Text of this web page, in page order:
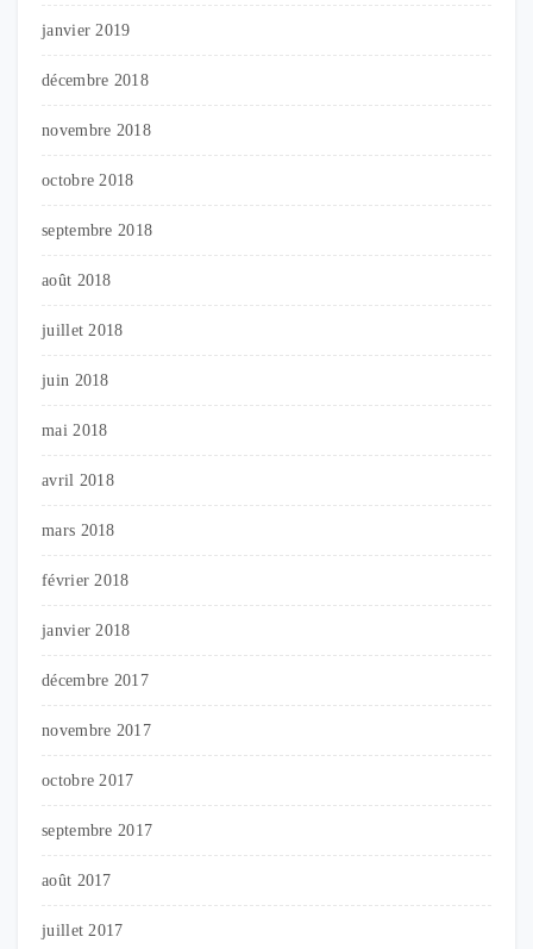
janvier 2019
décembre 2018
novembre 2018
octobre 2018
septembre 2018
août 2018
juillet 2018
juin 2018
mai 2018
avril 2018
mars 2018
février 2018
janvier 2018
décembre 2017
novembre 2017
octobre 2017
septembre 2017
août 2017
juillet 2017